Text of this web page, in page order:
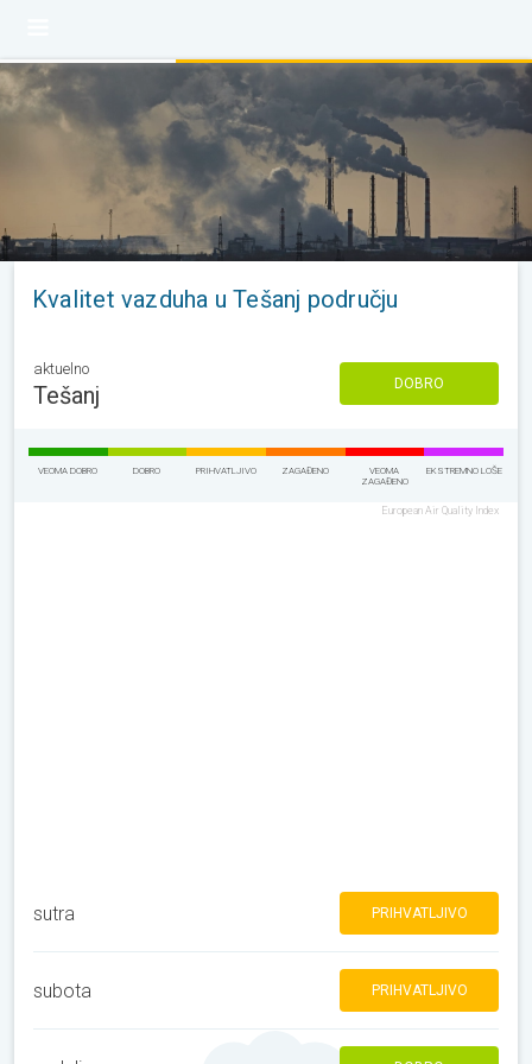
Kvalitet vazduha u Tešanj području
aktuelno
Tešanj DOBRO
VEOMA DOBRO DOBRO PRIHVATLJIVO ZAGAĐENO
VEOMA
ZAGAĐENO
EKSTREMNO LOŠE
European Air Quality Index
sutra PRIHVATLJIVO
subota PRIHVATLJIVO